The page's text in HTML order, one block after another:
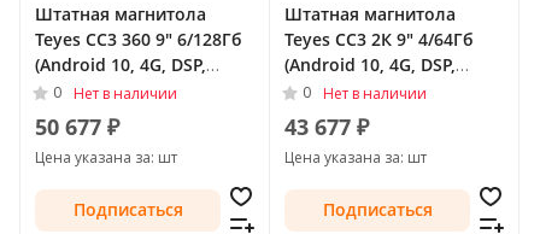
Штатная магнитола
Teyes CC3 360 9" 6/128Гб
(Android 10, 4G, DSP,
QLed) - круговой обзор
для Audi TT II (8J) 2006 -
2010
0 Нет в наличии
50 677 ₽
Цена указана за: шт
Подписаться
Штатная магнитола
Teyes CC3 2К 9" 4/64Гб
(Android 10, 4G, DSP,
QLed) для Audi TT II (8J)
Рестайлинг 2010 - 2014
0 Нет в наличии
43 677 ₽
Цена указана за: шт
Подписаться